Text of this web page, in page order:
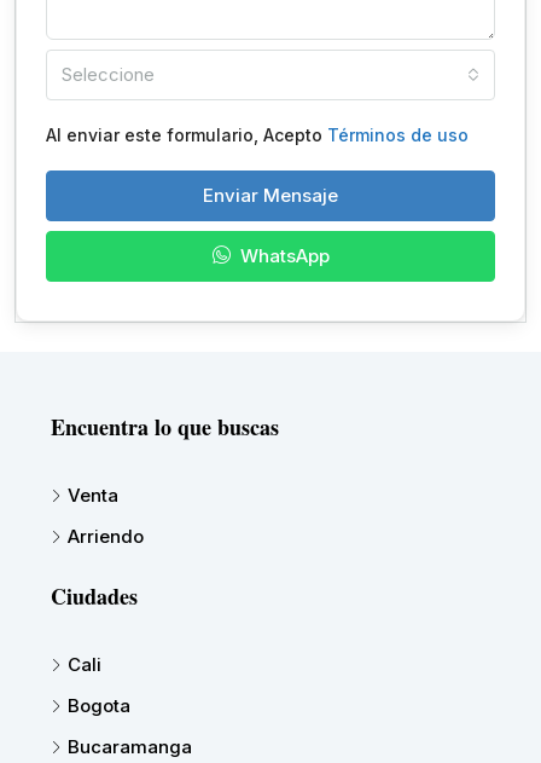
Seleccione
Al enviar este formulario, Acepto Términos de uso
Enviar Mensaje
WhatsApp
Encuentra lo que buscas
Venta
Arriendo
Ciudades
Cali
Bogota
Bucaramanga